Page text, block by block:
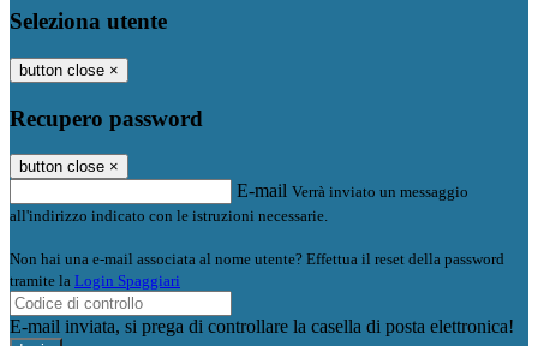
Seleziona utente
button close ×
Recupero password
button close ×
E-mail Verrà inviato un messaggio
all'indirizzo indicato con le istruzioni necessarie.
Non hai una e-mail associata al nome utente? Effettua il reset della password
tramite la Login Spaggiari
E-mail inviata, si prega di controllare la casella di posta elettronica!